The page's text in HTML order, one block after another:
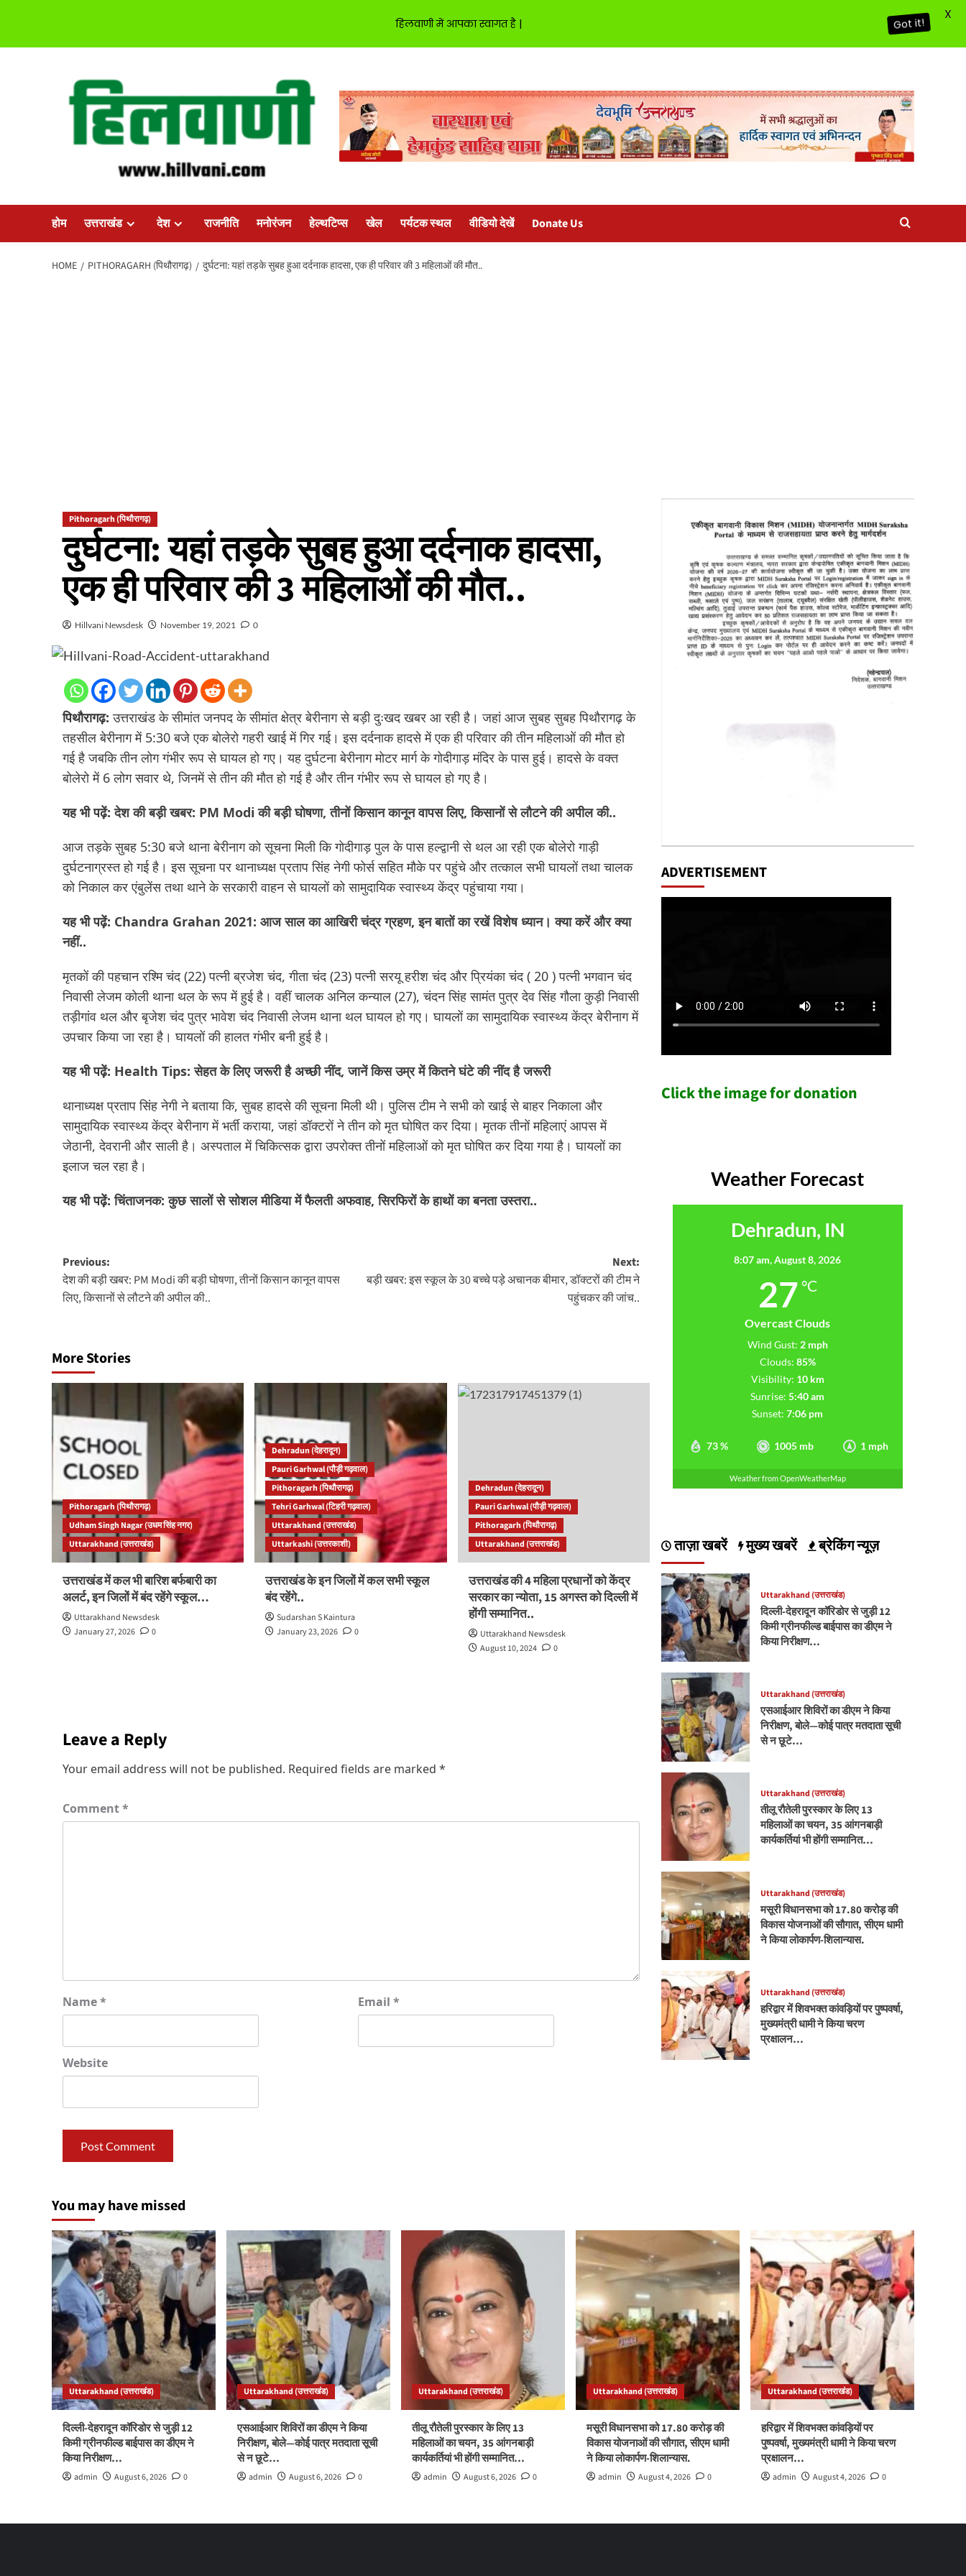
होम उत्तराखंड देश राजनीति मनोरंजन हेल्थटिप्स खेल पर्यटक स्थल वीडियो देखें Donate Us
HOME PITHORAGARH (पिथौरागढ़) दुर्घटना: यहां तड़के सुबह हुआ दर्दनाक हादसा, एक ही परिवार की 3 महिलाओं की मौत..
Pithoragarh (पिथौरागढ़)
दुर्घटना: यहां तड़के सुबह हुआ दर्दनाक हादसा,
एक ही परिवार की 3 महिलाओं की मौत..
Hillvani Newsdesk November 19, 2021 0
पिथौरागढ़: उत्तराखंड के सीमांत जनपद के सीमांत क्षेत्र बेरीनाग से बड़ी दुःखद खबर आ रही है। जहां आज सुबह सुबह पिथौरागढ़ के
तहसील बेरीनाग में 5:30 बजे एक बोलेरो गहरी खाई में गिर गई। इस दर्दनाक हादसे में एक ही परिवार की तीन महिलाओं की मौत हो
गई है जबकि तीन लोग गंभीर रूप से घायल हो गए। यह दुर्घटना बेरीनाग मोटर मार्ग के गोदीगाड़ मंदिर के पास हुई। हादसे के वक्त
बोलेरो में 6 लोग सवार थे, जिनमें से तीन की मौत हो गई है और तीन गंभीर रूप से घायल हो गए है।
यह भी पढ़ें:देश की बड़ी खबर: PM Modi की बड़ी घोषणा, तीनों किसान कानून वापस लिए, किसानों से लौटने की अपील की..
आज तड़के सुबह 5:30 बजे थाना बेरीनाग को सूचना मिली कि गोदीगाड़ पुल के पास हल्द्वानी से थल आ रही एक बोलेरो गाड़ी
दुर्घटनाग्रस्त हो गई है। इस सूचना पर थानाध्यक्ष प्रताप सिंह नेगी फोर्स सहित मौके पर पहुंचे और तत्काल सभी घायलों तथा चालक
को निकाल कर एंबुलेंस तथा थाने के सरकारी वाहन से घायलों को सामुदायिक स्वास्थ्य केंद्र पहुंचाया गया।
यह भी पढ़ें: Chandra Grahan 2021: आज साल का आखिरी चंद्र ग्रहण, इन बातों का रखें विशेष ध्यान। क्या करें और क्या
नहीं..
मृतकों की पहचान रश्मि चंद (22) पत्नी ब्रजेश चंद, गीता चंद (23) पत्नी सरयू हरीश चंद और प्रियंका चंद ( 20 ) पत्नी भगवान चंद
निवासी लेजम कोली थाना थल के रूप में हुई है। वहीं चालक अनिल कन्याल (27), चंदन सिंह सामंत पुत्र देव सिंह गौला कुड़ी निवासी
तड़ीगांव थल और बृजेश चंद पुत्र भावेश चंद निवासी लेजम थाना थल घायल हो गए। घायलों का सामुदायिक स्वास्थ्य केंद्र बेरीनाग में
उपचार किया जा रहा है। घायलों की हालत गंभीर बनी हुई है।
यह भी पढ़ें: Health Tips: सेहत के लिए जरूरी है अच्छी नींद, जानें किस उम्र में कितने घंटे की नींद है जरूरी
थानाध्यक्ष प्रताप सिंह नेगी ने बताया कि, सुबह हादसे की सूचना मिली थी। पुलिस टीम ने सभी को खाई से बाहर निकाला और
सामुदायिक स्वास्थ्य केंद्र बेरीनाग में भर्ती कराया, जहां डॉक्टरों ने तीन को मृत घोषित कर दिया। मृतक तीनों महिलाएं आपस में
जेठानी, देवरानी और साली है। अस्पताल में चिकित्सक द्वारा उपरोक्त तीनों महिलाओं को मृत घोषित कर दिया गया है। घायलों का
इलाज चल रहा है।
यह भी पढ़ें: चिंताजनक: कुछ सालों से सोशल मीडिया में फैलती अफवाह, सिरफिरों के हाथों का बनता उस्तरा..
Post
navigation
Previous:
देश की बड़ी खबर: PM Modi की बड़ी घोषणा, तीनों किसान कानून वापस
लिए, किसानों से लौटने की अपील की..
Next:
बड़ी खबर: इस स्कूल के 30 बच्चे पड़े अचानक बीमार, डॉक्टरों की टीम ने
पहुंचकर की जांच..
More Stories
Pithoragarh (पिथौरागढ़)
Udham Singh Nagar (उधम सिंह नगर)
Uttarakhand (उत्तराखंड)
उत्तराखंड में कल भी बारिश बर्फबारी का
अलर्ट, इन जिलों में बंद रहेंगे स्कूल…
Uttarakhand Newsdesk
January 27, 2026
0
Dehradun (देहरादून)
Pauri Garhwal (पौड़ी गढ़वाल)
Pithoragarh (पिथौरागढ़)
Tehri Garhwal (टिहरी गढ़वाल)
Uttarakhand (उत्तराखंड)
Uttarkashi (उत्तरकाशी)
उत्तराखंड के इन जिलों में कल सभी स्कूल
बंद रहेंगे..
Sudarshan S Kaintura
January 23, 2026
0
Dehradun (देहरादून)
Pauri Garhwal (पौड़ी गढ़वाल)
Pithoragarh (पिथौरागढ़)
Uttarakhand (उत्तराखंड)
उत्तराखंड की 4 महिला प्रधानों को केंद्र
सरकार का न्योता, 15 अगस्त को दिल्ली में
होंगी सम्मानित..
Uttarakhand Newsdesk
August 10, 2024
0
Leave a Reply
Your email address will not be published. Required fields are marked *
Comment*
Name* Email*
Website
ADVERTISEMENT
Click the image for donation
Weather Forecast
Dehradun, IN
8:07 am,August 8, 2026
27 °C
Overcast Clouds
73 % 1005 mb 1 mph
Wind Gust: 2 mph
Clouds: 85%
Visibility: 10 km
Sunrise: 5:40 am
Sunset: 7:06 pm
Weather from OpenWeatherMap
ताज़ा खबरें मुख्य खबरें ब्रेकिंग न्यूज़
Uttarakhand (उत्तराखंड)
दिल्ली-देहरादून कॉरिडोर से जुड़ी 12
किमी ग्रीनफील्ड बाईपास का डीएम ने
किया निरीक्षण…
Uttarakhand (उत्तराखंड)
एसआईआर शिविरों का डीएम ने किया
निरीक्षण, बोले—कोई पात्र मतदाता सूची
से न छूटे…
Uttarakhand (उत्तराखंड)
तीलू रौतेली पुरस्कार के लिए 13
महिलाओं का चयन, 35 आंगनबाड़ी
कार्यकर्तियां भी होंगी सम्मानित…
Uttarakhand (उत्तराखंड)
मसूरी विधानसभा को 17.80 करोड़ की
विकास योजनाओं की सौगात, सीएम धामी
ने किया लोकार्पण-शिलान्यास.
Uttarakhand (उत्तराखंड)
हरिद्वार में शिवभक्त कांवड़ियों पर पुष्पवर्षा,
मुख्यमंत्री धामी ने किया चरण
प्रक्षालन…
You may have missed
Uttarakhand (उत्तराखंड)
दिल्ली-देहरादून कॉरिडोर से जुड़ी 12
किमी ग्रीनफील्ड बाईपास का डीएम ने
किया निरीक्षण…
admin August 6, 2026 0
Uttarakhand (उत्तराखंड)
एसआईआर शिविरों का डीएम ने किया
निरीक्षण, बोले—कोई पात्र मतदाता सूची
से न छूटे…
admin August 6, 2026 0
Uttarakhand (उत्तराखंड)
तीलू रौतेली पुरस्कार के लिए 13
महिलाओं का चयन, 35 आंगनबाड़ी
कार्यकर्तियां भी होंगी सम्मानित…
admin August 6, 2026 0
Uttarakhand (उत्तराखंड)
मसूरी विधानसभा को 17.80 करोड़ की
विकास योजनाओं की सौगात, सीएम धामी
ने किया लोकार्पण-शिलान्यास.
admin August 4, 2026 0
Uttarakhand (उत्तराखंड)
हरिद्वार में शिवभक्त कांवड़ियों पर
पुष्पवर्षा, मुख्यमंत्री धामी ने किया चरण
प्रक्षालन…
admin August 4, 2026 0
हिलवाणी में आपका स्वागत है | Got it!
X